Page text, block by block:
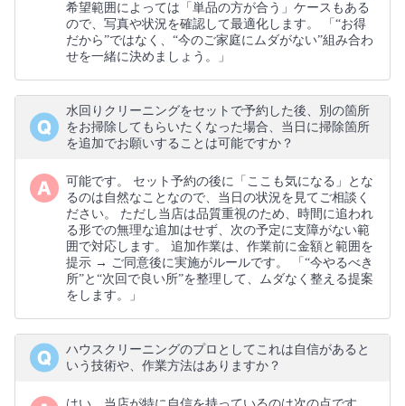
希望範囲によっては「単品の方が合う」ケースもある
ので、写真や状況を確認して最適化します。 「“お得
だから”ではなく、“今のご家庭にムダがない”組み合わ
せを一緒に決めましょう。」
水回りクリーニングをセットで予約した後、別の箇所
をお掃除してもらいたくなった場合、当日に掃除箇所
を追加でお願いすることは可能ですか？
可能です。 セット予約の後に「ここも気になる」とな
るのは自然なことなので、当日の状況を見てご相談く
ださい。 ただし当店は品質重視のため、時間に追われ
る形での無理な追加はせず、次の予定に支障がない範
囲で対応します。 追加作業は、作業前に金額と範囲を
提示 → ご同意後に実施がルールです。 「“今やるべき
所”と“次回で良い所”を整理して、ムダなく整える提案
をします。」
ハウスクリーニングのプロとしてこれは自信があると
いう技術や、作業方法はありますか？